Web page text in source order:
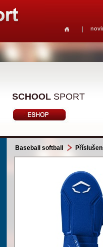
SCHOOL SPORT
Baseball softball